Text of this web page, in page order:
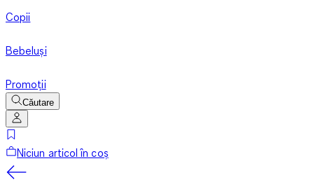
Copii
Bebeluși
Promoții
Căutare
Niciun articol în coș